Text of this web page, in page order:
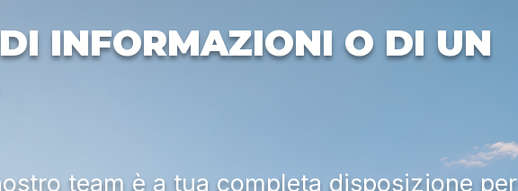
INFORMAZIONI O DI UN
team è a tua completa disposizione per